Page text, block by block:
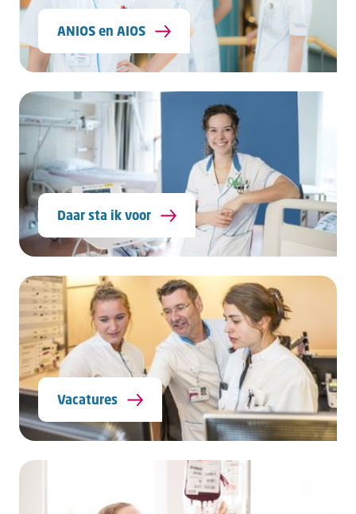
ANIOS en AIOS
Daar sta ik voor
Vacatures